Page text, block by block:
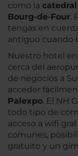
como la
Bourg-de-Four.
tengas en
antiguo cuando
Nuestro hotel en
cerca del
de negocios a
acceder
Palexpo. El NH
todo tipo de
acceso a wifi
comunes,
gratuito y un